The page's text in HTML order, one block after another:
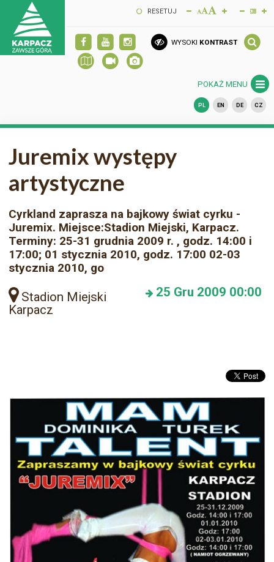
RESETUJ
WYSOKI KONTRAST
POKAŻ MENU
PL EN DE CZ
Juremix występy
artystyczne
Cyrkland zaprasza na bajkowy świat cyrku -
Juremix. Miejsce:Stadion Miejski, Karpacz.
Terminy: 25-31 grudnia 2009 r. , godz. 14:00 i
17:00; 01 stycznia 2010, godz. 17:00 02-03
stycznia 2010, go
Stadion Miejski
Karpacz
25 Gru 2009 00:00